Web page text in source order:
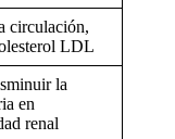
circulación,
LDL
la
en
renal